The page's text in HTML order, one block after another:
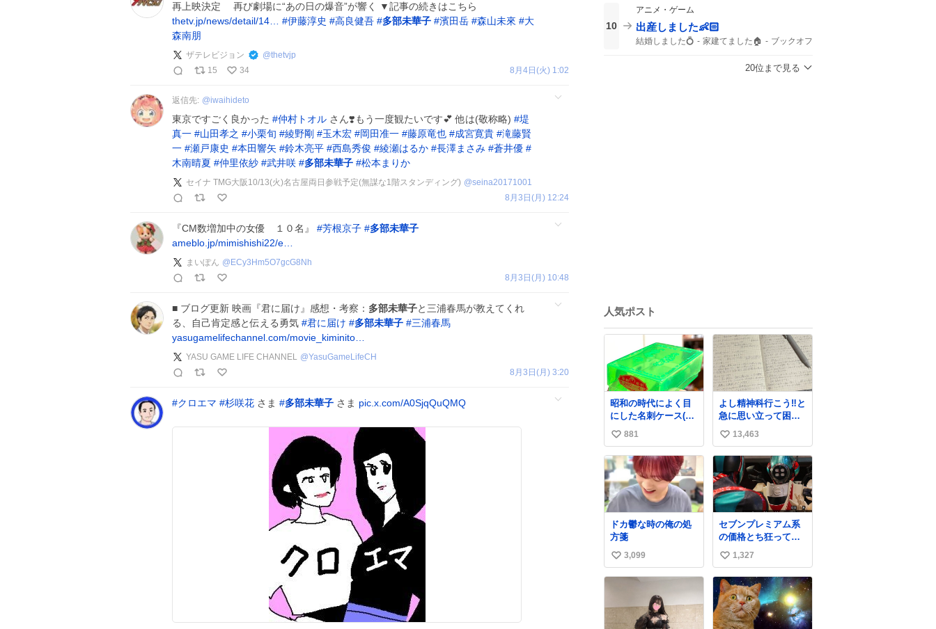
再上映決定 再び劇場に“あの日の爆音”が響く ▼記事の続きはこちら
thetv.jp/news/detail/14…
#伊藤淳史 #高良健吾 #多部未華子 #濱田岳 #森山未來 #大
森南朋
ザテレビジョン @thetvjp
15
34 8月4日(火) 1:02
返信先: @iwaihideto
東京ですごく良かった #仲村トオル さん❣️もう一度観たいです💕 他は(敬称略) #堤
真一 #山田孝之 #小栗旬 #綾野剛 #玉木宏 #岡田准一 #藤原竜也 #成宮寛貴 #滝藤賢
一 #瀬戸康史 #本田響矢 #鈴木亮平 #西島秀俊 #綾瀬はるか #長澤まさみ #蒼井優 #
木南晴夏 #仲里依紗 #武井咲 #多部未華子 #松本まりか
セイナ TMG大阪10/13(火)名古屋両日参戦予定(無謀な1階スタンディング) @seina20171001
8月3日(月) 12:24
『CM数増加中の女優 １０名』 #芳根京子 #多部未華子
ameblo.jp/mimishishi22/e…
まいぽん @ ECy3Hm5O7gcG8Nh
8月3日(月) 10:48
■ ブログ更新 映画『君に届け』感想・考察： 多部未華子と三浦春馬が教えてくれ
る、自己肯定感と伝える勇気 #君に届け #多部未華子 #三浦春馬
yasugamelifechannel.com/movie_kiminito…
YASU GAME LIFE CHANNEL @YasuGameLifeCH
8月3日(月) 3:20
#クロエマ #杉咲花 さま #多部未華子 さま pic.x.com/A0SjqQuQMQ
10
アニメ・ゲーム
出産しました👶🏻
結婚しました💍 家建てました🏠
ブックオフ
20位まで見る
人気ポスト
昭和の時代によく目
にした名刺ケース(名
刺を作るとこれに入
れて渡された)はウラ
ンガラスのような綺
麗な発色なので、子
供たちの宝物入れと
して二次利用されて
いましたとさ。
い
い
ね
数
881
よし精神科行こう‼️と
急に思い立って困っ
てること書き出して
たらペン止まらなく
なってすごい勢いで
埋まってワロタ
い
い
ね
数
13,463
ドカ鬱な時の俺の処
方箋
い
い
数
3,099
セブンプレミアム系
の価格とち狂ってて
今これ
い
い
ね
数
1,327